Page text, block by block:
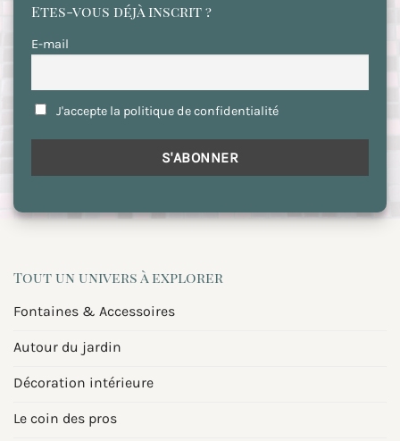
Etes-vous déjà inscrit ?
E-mail
J'accepte la politique de confidentialité
Tout un univers à explorer
Fontaines & Accessoires
Autour du jardin
Décoration intérieure
Le coin des pros